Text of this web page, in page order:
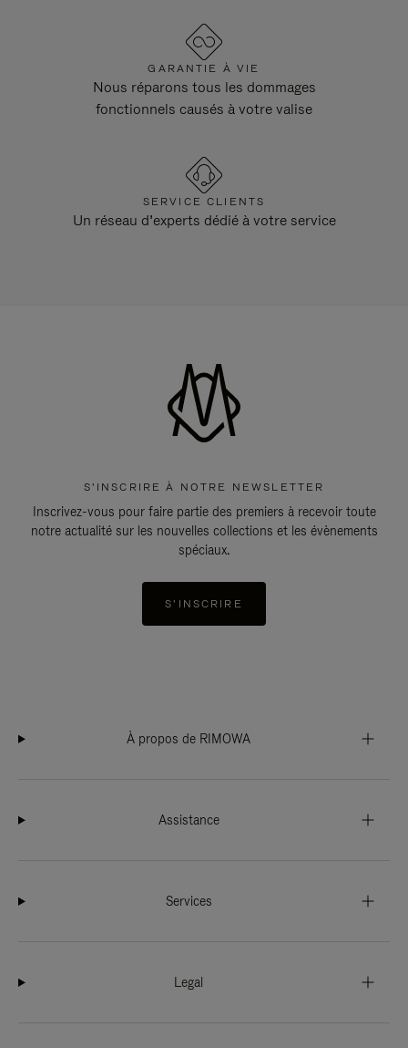
GARANTIE À VIE
Nous réparons tous les dommages
fonctionnels causés à votre valise
SERVICE CLIENTS
Un réseau d’experts dédié à votre service
S'INSCRIRE À NOTRE NEWSLETTER
Inscrivez-vous pour faire partie des premiers à recevoir toute
notre actualité sur les nouvelles collections et les évènements
spéciaux.
S'INSCRIRE
À propos de RIMOWA
Assistance
Services
Legal